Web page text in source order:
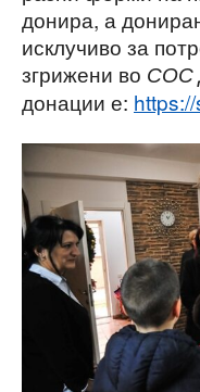
донира, а
исклучиво за
згрижени во СОС
донации е: